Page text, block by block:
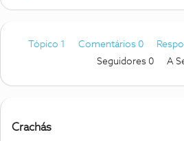
Tópico 1 Comentários 0
Seguidores 0 A
Crachás